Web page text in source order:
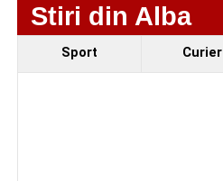
Stiri din Alba
Sport Curier